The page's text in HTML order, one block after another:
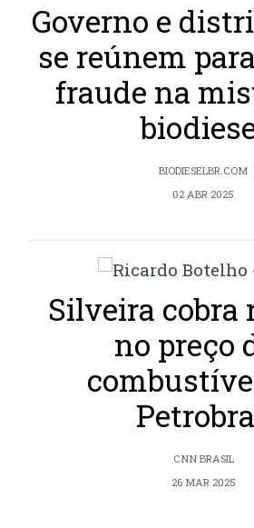
Governo e
se reúnem
fraude na
BIODIESELBR.COM
02 ABR 2025
Silveira cobra
no preço
CNN BRASIL
26 MAR 2025